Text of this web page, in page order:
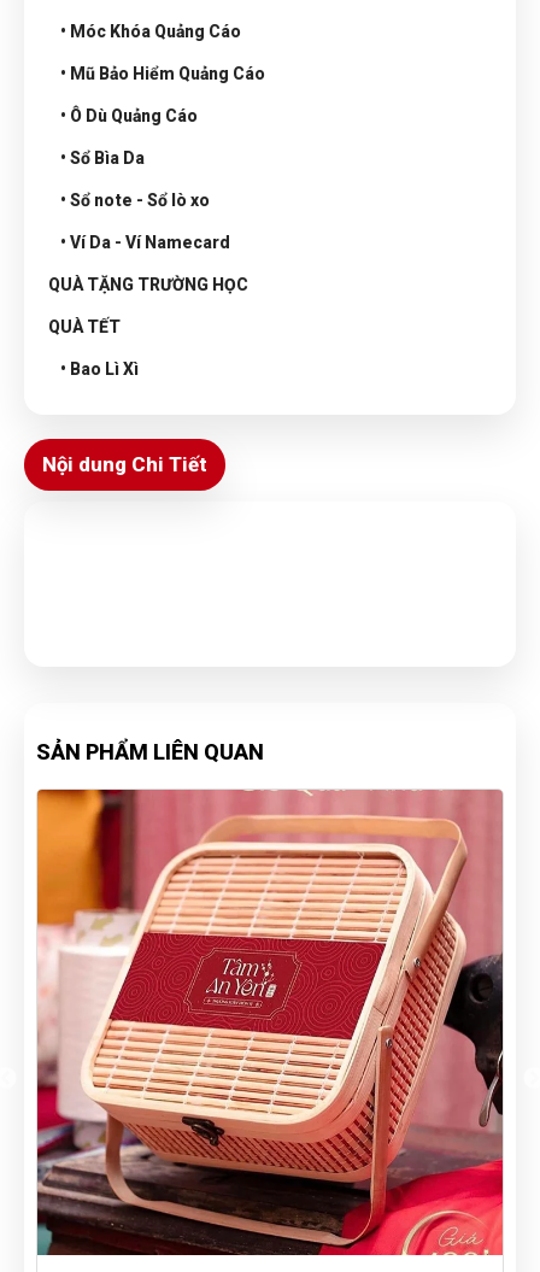
• Móc Khóa Quảng Cáo
• Mũ Bảo Hiểm Quảng Cáo
• Ô Dù Quảng Cáo
• Sổ Bìa Da
• Sổ note - Sổ lò xo
• Ví Da - Ví Namecard
QUÀ TẶNG TRƯỜNG HỌC
QUÀ TẾT
• Bao Lì Xì
Nội dung Chi Tiết
SẢN PHẨM LIÊN QUAN